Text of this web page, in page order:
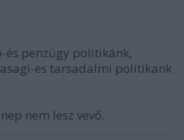
és penzügy politikánk,
es tarsadalmi politikank
nem lesz vevő.